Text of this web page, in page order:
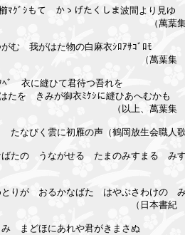
ﾏｸﾞｼもて　かゝげたくしま波間より見ゆ
　七雑
む　我がはた物の白麻衣ｼﾛｱｻｺﾞﾛﾓ
　七譬喩
ﾞ　衣に縫ひて君待つ吾れを
たを　きみが御衣ﾐｹｼに縫ひあへむかも
葉集　十秋雑
たなびく雲に初雁の声（鶴岡放生会職人
ばたの　うながせる　たまのみすまる　み
りが　おるかなばた　はやぶさわけの　
紀　十一仁
　まどほにあれや君がきまさぬ